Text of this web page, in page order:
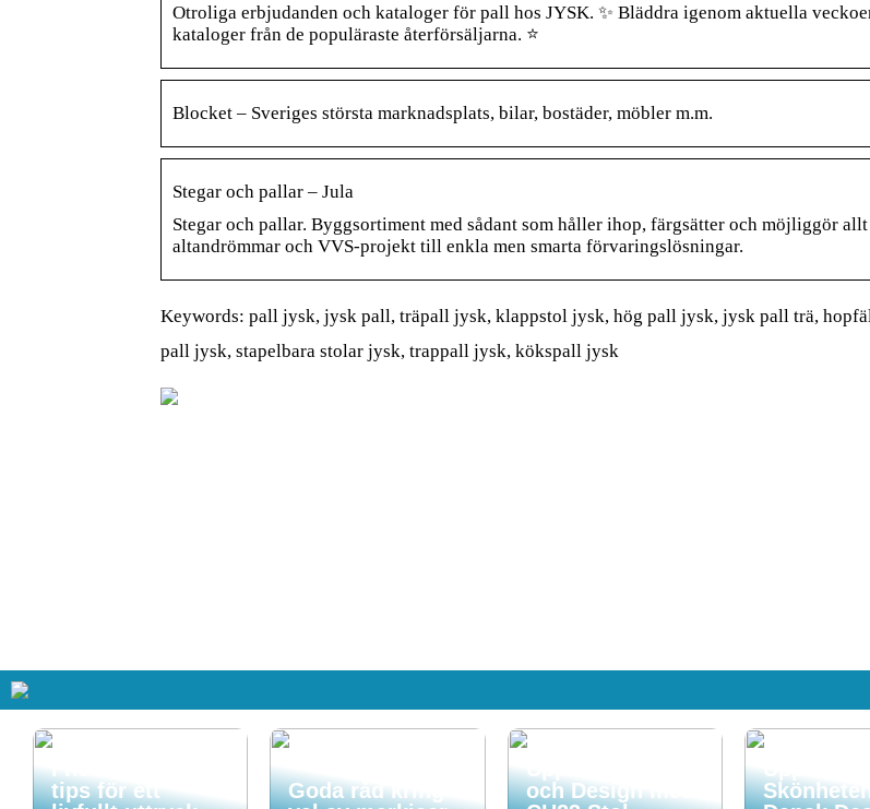
Otroliga erbjudanden och kataloger för pall hos JYSK. ✨ Bläddra igenom aktuella
kataloger från de populäraste återförsäljarna. ⭐
Blocket – Sveriges största marknadsplats, bilar, bostäder, möbler m.m.
Stegar och pallar – Jula
Stegar och pallar. Byggsortiment med sådant som håller ihop, färgsätter och möjliggör
altandrömmar och VVS-projekt till enkla men smarta förvaringslösningar.
Keywords: pall jysk, jysk pall, träpall jysk, klappstol jysk, hög pall jysk, jysk pall trä,
pall jysk, stapelbara stolar jysk, trappall jysk, kökspall jysk
Så får du in färg
i hemmet – enkla
tips för ett
Goda råd kring
Upplev Komfort
och Design med
Upptäck